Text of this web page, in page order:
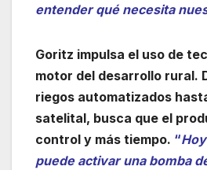
entender qué necesita
Goritz impulsa el uso de
motor del desarrollo rural.
riegos automatizados
satelital, busca que el
control y más tiempo. “
puede activar una bomba